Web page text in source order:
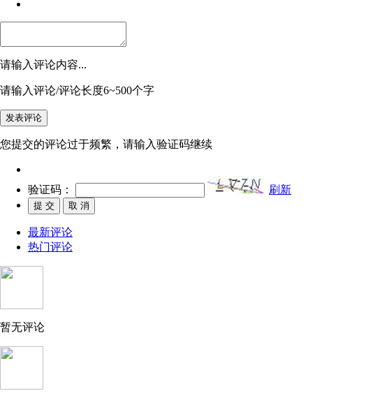
请输入评论内容...
请输入评论/评论长度6~500个字
您提交的评论过于频繁，请输入验证码继续
验证码： 刷新
最新评论
热门评论
暂无评论